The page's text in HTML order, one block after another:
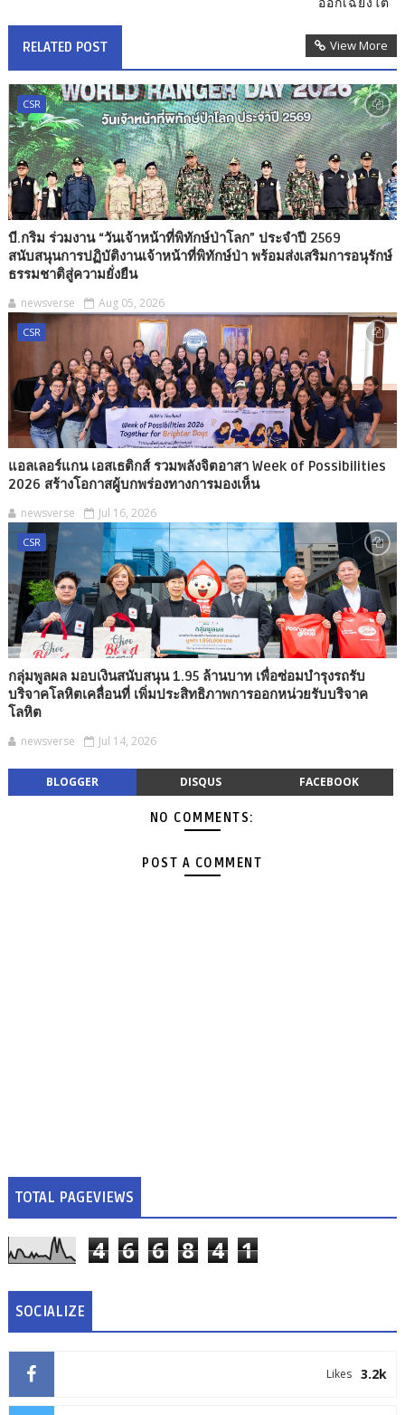
RELATED POST View More
CSR
บี.กริม ร่วมงาน “วันเจ้าหน้าที่พิทักษ์ป่าโลก” ประจำปี 2569
สนับสนุนการปฏิบัติงานเจ้าหน้าที่พิทักษ์ป่า พร้อมส่งเสริมการอนุรักษ์
ธรรมชาติสู่ความยั่งยืน
newsverse Aug 05, 2026
CSR
แอลเลอร์แกน เอสเธติกส์ รวมพลังจิตอาสา Week of Possibilities
2026 สร้างโอกาสผู้บกพร่องทางการมองเห็น
newsverse Jul 16, 2026
CSR
กลุ่มพูลผล มอบเงินสนับสนุน 1.95 ล้านบาท เพื่อซ่อมบำรุงรถรับ
บริจาคโลหิตเคลื่อนที่ เพิ่มประสิทธิภาพการออกหน่วยรับบริจาค
โลหิต
newsverse Jul 14, 2026
BLOGGER DISQUS FACEBOOK
NO COMMENTS:
POST A COMMENT
TOTAL PAGEVIEWS
4 6 6 8 4 1
SOCIALIZE
3.2k
Likes